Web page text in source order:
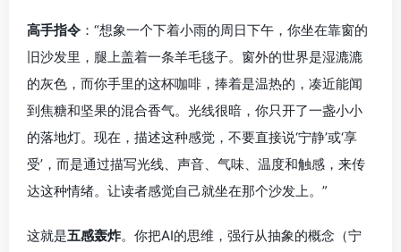
高手指令 ：“想象一个下着小雨的周日下午，你坐在靠窗的
旧沙发里，腿上盖着一条羊毛毯子。窗外的世界是湿漉漉
的灰色，而你手里的这杯咖啡，捧着是温热的，凑近能闻
到焦糖和坚果的混合香气。光线很暗，你只开了一盏小小
的落地灯。现在，描述这种感觉，不要直接说‘宁静’或‘享
受’，而是通过描写光线、声音、气味、温度和触感，来传
达这种情绪。让读者感觉自己就坐在那个沙发上。”
这就是五感轰炸。你把AI的思维，强行从抽象的概念（宁